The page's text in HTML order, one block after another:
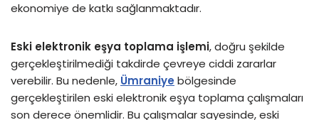
ekonomiye de katkı sağlanmaktadır.
Eski elektronik eşya toplama işlemi, doğru şekilde
gerçekleştirilmediği takdirde çevreye ciddi zararlar
verebilir. Bu nedenle, Ümraniye bölgesinde
gerçekleştirilen eski elektronik eşya toplama çalışmaları
son derece önemlidir. Bu çalışmalar sayesinde, eski